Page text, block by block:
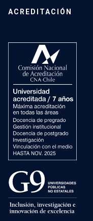
ACREDITACIÓN